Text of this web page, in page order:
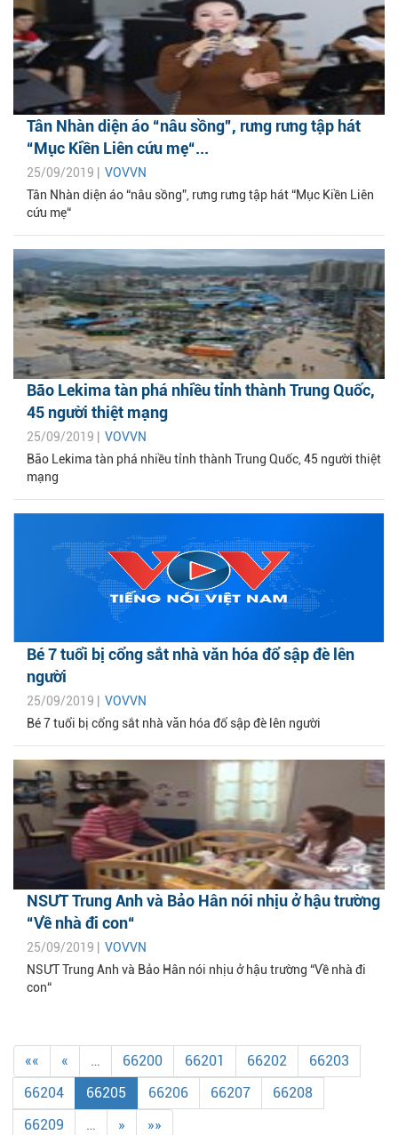
Tân Nhàn diện áo “nâu sồng”, ​rưng rưng tập hát
“Mục Kiền Liên cứu mẹ“...
25/09/2019 | VOVVN
Tân Nhàn diện áo “nâu sồng”, ​rưng rưng tập hát “Mục Kiền Liên
cứu mẹ“
Bão Lekima tàn phá nhiều tỉnh thành Trung Quốc,
45 người thiệt mạng
25/09/2019 | VOVVN
Bão Lekima tàn phá nhiều tỉnh thành Trung Quốc, 45 người thiệt
mạng
Bé 7 tuổi bị cổng sắt nhà văn hóa đổ sập đè lên
người
25/09/2019 | VOVVN
Bé 7 tuổi bị cổng sắt nhà văn hóa đổ sập đè lên người
NSƯT Trung Anh và Bảo Hân nói nhịu ở hậu trường
“Về nhà đi con“
25/09/2019 | VOVVN
NSƯT Trung Anh và Bảo Hân nói nhịu ở hậu trường “Về nhà đi
con“
«« « … 66200 66201 66202
66203
66204
66205 66206 66207
66208
66209
… » »»